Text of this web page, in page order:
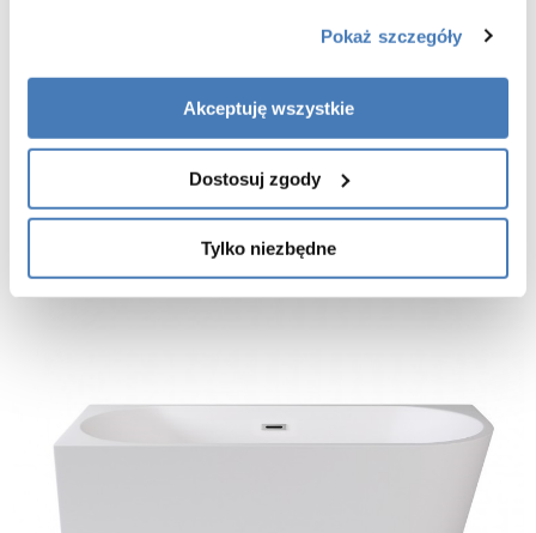
Pokaż szczegóły
Akceptuję wszystkie
Dostosuj zgody
Tylko niezbędne